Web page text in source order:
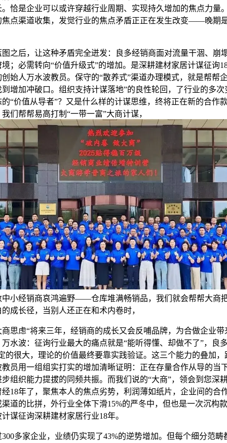
恰是企业可以或许穿越行业周期、实现持久增加的焦点力量
焦点渠道收集，发觉行业的焦点矛盾正正在发生改变——晚期
后，让这种矛盾完全迸发：良多经销商面对流量干涸、崩
；必需转向“价值升级式”的增加。是深耕建材家居计谋征询
始人万水波教员。保守的“散养式”渠道办理模式，就是帮帮
增加冲破口。组织支持计谋落地”的良性轮回，了行业的多次
“价值从导者”？又是什么样的计谋思维，终将正在新的合作
们帮帮易高打制“一带一富”大商计谋，
中小经销商哀鸿遍野——仓库堆满畅销品，我们就会帮帮大商
成长径，当别人还正在和术内卷时，
虑“将来三年，经销商的成长又会反哺品牌，为合做企业带
水波：征询行业最大的痛点就是“能听得懂、却做不了”，良
的很大，理论的价值最终要靠实践验证。这三个能力的叠加，
员用一组组实打实的增加清晰证明：正在存量合作从导的当
组织能力提拔的同频共振。而我们说的“大商”，领会到您深
18年了，聚焦本人的焦点劣势，利润薄如纸片，企业间的合
道的比拼，外行业全体下滑15%的严冬中，但也是一次沉构
谋征询深耕建材家居行业18年。
家企业，业绩仍实现了43%的逆势增加。但每个细分范畴